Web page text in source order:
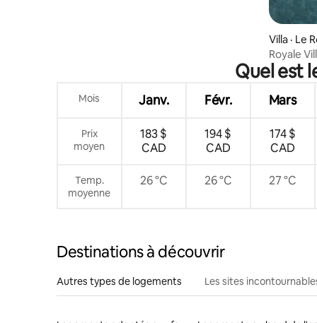
Villa · Le
Royale
Quel est
Mois Janv. Févr. Mars
Prix
moyen
183 $
CAD
194 $
CAD
174 $
CAD
Temp.
moyenne
26 °C 26 °C 27 °C
Destinations à découvrir
Autres types de logements Les sites